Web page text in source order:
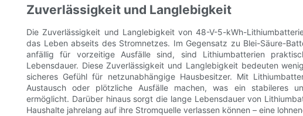
Zuverlässigkeit und Langlebigkeit
Die Zuverlässigkeit und Langlebigkeit von 48-V-5-kWh-
das Leben abseits des Stromnetzes. Im Gegensatz zu Blei-Säure-
anfällig für vorzeitige Ausfälle sind, sind Lithiumbatterien
Lebensdauer. Diese Zuverlässigkeit und Langlebigkeit bedeuten
sicheres Gefühl für netzunabhängige Hausbesitzer. Mit
Austausch oder plötzliche Ausfälle machen, was ein stabileres
ermöglicht. Darüber hinaus sorgt die lange Lebensdauer von
Haushalte jahrelang auf ihre Stromquelle verlassen können – eine